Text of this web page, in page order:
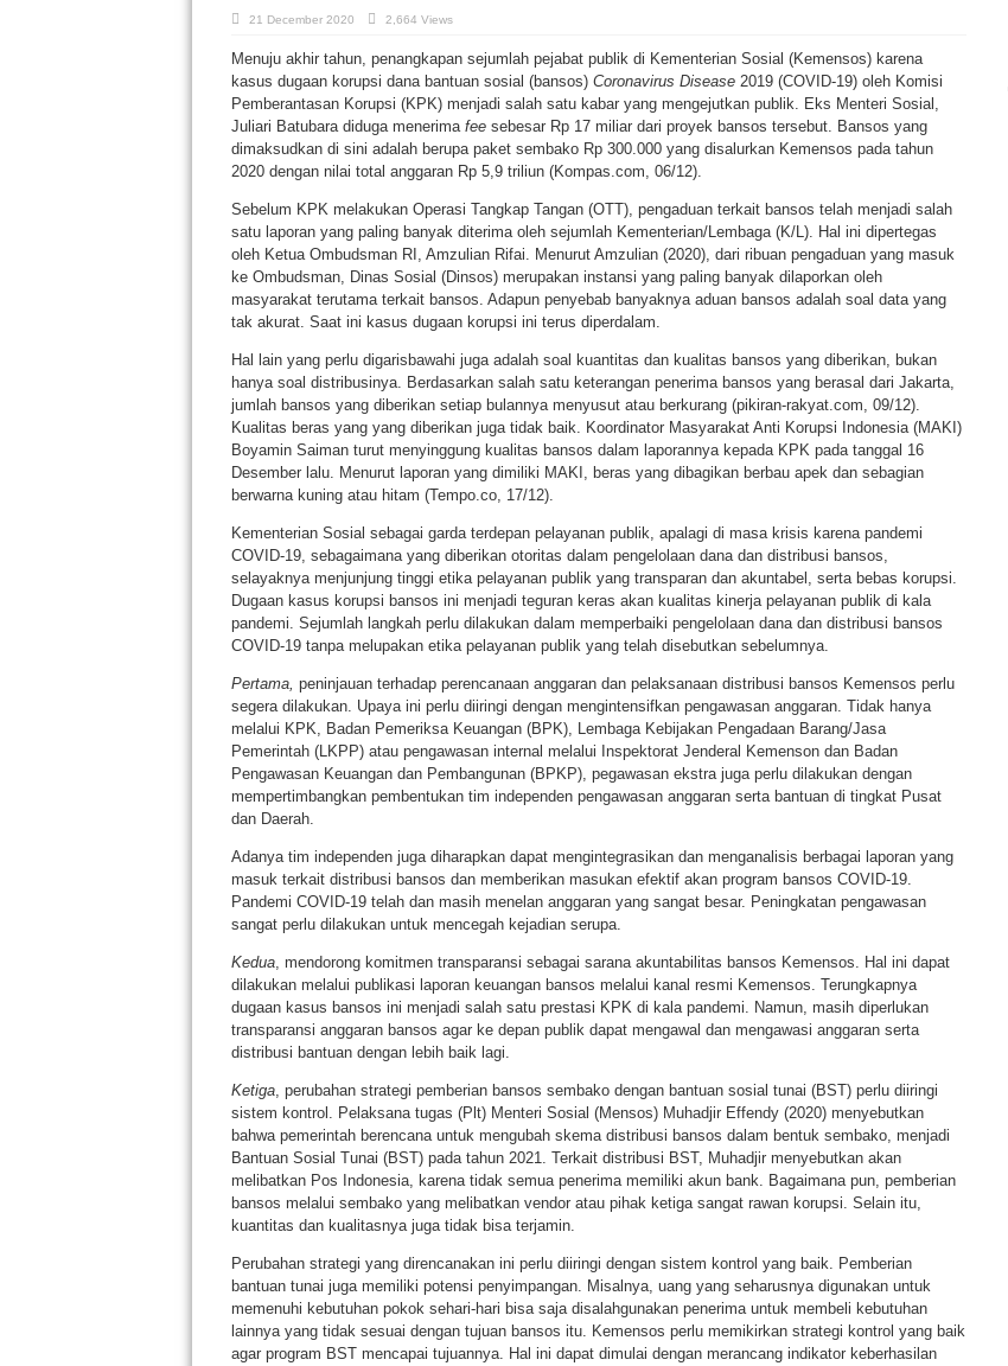
21 December 2020 2,664 Views
Menuju akhir tahun, penangkapan sejumlah pejabat publik di Kementerian Sosial (Kemensos) karena
kasus dugaan korupsi dana bantuan sosial (bansos) Coronavirus Disease2019 (COVID-19) oleh Komisi
Pemberantasan Korupsi (KPK) menjadi salah satu kabar yang mengejutkan publik. Eks Menteri Sosial,
Juliari Batubara diduga menerima fee sebesar Rp 17 miliar dari proyek bansos tersebut. Bansos yang
dimaksudkan di sini adalah berupa paket sembako Rp 300.000 yang disalurkan Kemensos pada tahun
2020 dengan nilai total anggaran Rp 5,9 triliun (Kompas.com, 06/12).
Sebelum KPK melakukan Operasi Tangkap Tangan (OTT), pengaduan terkait bansos telah menjadi salah
satu laporan yang paling banyak diterima oleh sejumlah Kementerian/Lembaga (K/L). Hal ini dipertegas
oleh Ketua Ombudsman RI, Amzulian Rifai. Menurut Amzulian (2020), dari ribuan pengaduan yang masuk
ke Ombudsman, Dinas Sosial (Dinsos) merupakan instansi yang paling banyak dilaporkan oleh
masyarakat terutama terkait bansos. Adapun penyebab banyaknya aduan bansos adalah soal data yang
tak akurat. Saat ini kasus dugaan korupsi ini terus diperdalam.
Hal lain yang perlu digarisbawahi juga adalah soal kuantitas dan kualitas bansos yang diberikan, bukan
hanya soal distribusinya. Berdasarkan salah satu keterangan penerima bansos yang berasal dari Jakarta,
jumlah bansos yang diberikan setiap bulannya menyusut atau berkurang (pikiran-rakyat.com, 09/12).
Kualitas beras yang yang diberikan juga tidak baik. Koordinator Masyarakat Anti Korupsi Indonesia (MAKI)
Boyamin Saiman turut menyinggung kualitas bansos dalam laporannya kepada KPK pada tanggal 16
Desember lalu. Menurut laporan yang dimiliki MAKI, beras yang dibagikan berbau apek dan sebagian
berwarna kuning atau hitam (Tempo.co, 17/12).
Kementerian Sosial sebagai garda terdepan pelayanan publik, apalagi di masa krisis karena pandemi
COVID-19, sebagaimana yang diberikan otoritas dalam pengelolaan dana dan distribusi bansos,
selayaknya menjunjung tinggi etika pelayanan publik yang transparan dan akuntabel, serta bebas korupsi.
Dugaan kasus korupsi bansos ini menjadi teguran keras akan kualitas kinerja pelayanan publik di kala
pandemi. Sejumlah langkah perlu dilakukan dalam memperbaiki pengelolaan dana dan distribusi bansos
COVID-19 tanpa melupakan etika pelayanan publik yang telah disebutkan sebelumnya.
Pertama, peninjauan terhadap perencanaan anggaran dan pelaksanaan distribusi bansos Kemensos perlu
segera dilakukan. Upaya ini perlu diiringi dengan mengintensifkan pengawasan anggaran. Tidak hanya
melalui KPK, Badan Pemeriksa Keuangan (BPK), Lembaga Kebijakan Pengadaan Barang/Jasa
Pemerintah (LKPP) atau pengawasan internal melalui Inspektorat Jenderal Kemenson dan Badan
Pengawasan Keuangan dan Pembangunan (BPKP), pegawasan ekstra juga perlu dilakukan dengan
mempertimbangkan pembentukan tim independen pengawasan anggaran serta bantuan di tingkat Pusat
dan Daerah.
Adanya tim independen juga diharapkan dapat mengintegrasikan dan menganalisis berbagai laporan yang
masuk terkait distribusi bansos dan memberikan masukan efektif akan program bansos COVID-19.
Pandemi COVID-19 telah dan masih menelan anggaran yang sangat besar. Peningkatan pengawasan
sangat perlu dilakukan untuk mencegah kejadian serupa.
Kedua, mendorong komitmen transparansi sebagai sarana akuntabilitas bansos Kemensos. Hal ini dapat
dilakukan melalui publikasi laporan keuangan bansos melalui kanal resmi Kemensos. Terungkapnya
dugaan kasus bansos ini menjadi salah satu prestasi KPK di kala pandemi. Namun, masih diperlukan
transparansi anggaran bansos agar ke depan publik dapat mengawal dan mengawasi anggaran serta
distribusi bantuan dengan lebih baik lagi.
Ketiga, perubahan strategi pemberian bansos sembako dengan bantuan sosial tunai (BST) perlu diiringi
sistem kontrol. Pelaksana tugas (Plt) Menteri Sosial (Mensos) Muhadjir Effendy (2020) menyebutkan
bahwa pemerintah berencana untuk mengubah skema distribusi bansos dalam bentuk sembako, menjadi
Bantuan Sosial Tunai (BST) pada tahun 2021. Terkait distribusi BST, Muhadjir menyebutkan akan
melibatkan Pos Indonesia, karena tidak semua penerima memiliki akun bank. Bagaimana pun, pemberian
bansos melalui sembako yang melibatkan vendor atau pihak ketiga sangat rawan korupsi. Selain itu,
kuantitas dan kualitasnya juga tidak bisa terjamin.
Perubahan strategi yang direncanakan ini perlu diiringi dengan sistem kontrol yang baik. Pemberian
bantuan tunai juga memiliki potensi penyimpangan. Misalnya, uang yang seharusnya digunakan untuk
memenuhi kebutuhan pokok sehari-hari bisa saja disalahgunakan penerima untuk membeli kebutuhan
lainnya yang tidak sesuai dengan tujuan bansos itu. Kemensos perlu memikirkan strategi kontrol yang baik
agar program BST mencapai tujuannya. Hal ini dapat dimulai dengan merancang indikator keberhasilan